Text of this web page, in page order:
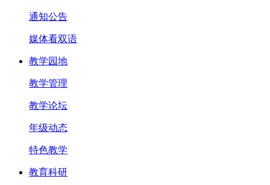
通知公告
媒体看双语
教学园地
教学管理
教学论坛
年级动态
特色教学
教育科研